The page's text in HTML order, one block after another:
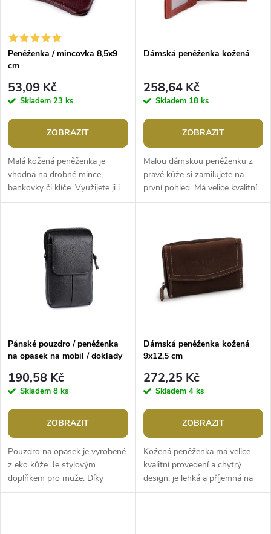
í
p
r
o
d
u
s
p
r
o
d
u
Peněženka / mincovka 8,5x9
cm
53,09 Kč
Skladem 23 ks
ZOBRAZIT
Malá kožená peněženka je
vhodná na drobné mince,
bankovky či klíče. Využijete ji i
jako obal na sluchátka. Má
Dámská peněženka kožená
258,64 Kč
Skladem 18 ks
ZOBRAZIT
Malou dámskou peněženku z
pravé kůže si zamilujete na
první pohled. Má velice kvalitní
provedení a chytrý design, je
Pánské pouzdro / peněženka
na opasek na mobil / doklady
190,58 Kč
Skladem 8 ks
ZOBRAZIT
Pouzdro na opasek je vyrobené
z eko kůže. Je stylovým
doplňkem pro muže. Díky
odepínacího popruhu jej
Dámská peněženka kožená
9x12,5 cm
272,25 Kč
Skladem 4 ks
ZOBRAZIT
Kožená peněženka má velice
kvalitní provedení a chytrý
design, je lehká a příjemná na
dotek. Má ozdobné